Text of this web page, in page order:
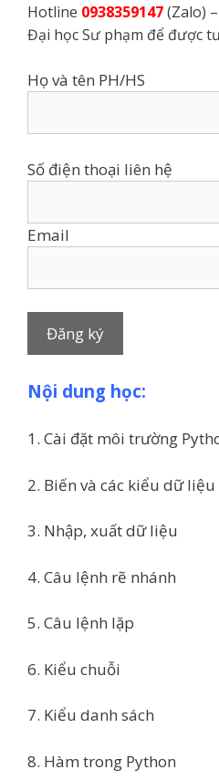
Hotline 0938359147(Zalo)
Đại học Sư phạm để được
Họ và tên PH/HS
Số điện thoại liên hệ
Email
Nội dung học:
1. Cài đặt môi trường
2. Biến và các kiểu dữ liệu
3. Nhập, xuất dữ liệu
4. Câu lệnh rẽ nhánh
5. Câu lệnh lặp
6. Kiểu chuỗi
7. Kiểu danh sách
8. Hàm trong Python